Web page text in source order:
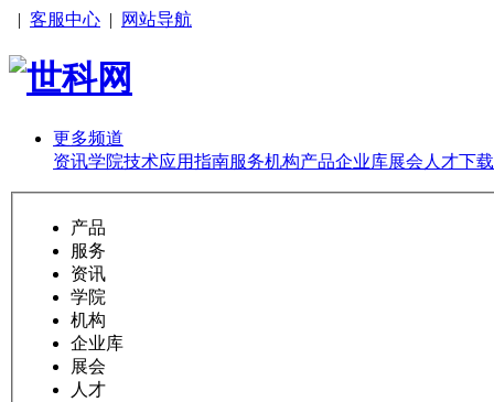
| 客服中心 | 网站导航
更多频道
资讯学院技术应用指南服务机构产品企业库展会 人才下载
产品
服务
资讯
学院
机构
企业库
展会
人才